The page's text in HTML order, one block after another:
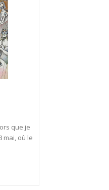
que je
mai, où le